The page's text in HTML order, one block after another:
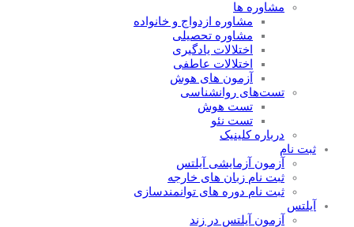
مشاوره ها
مشاوره ازدواج و خانواده
مشاوره تحصیلی
اختلالات یادگیری
اختلالات عاطفی
آزمون های هوش
تست‌های روانشناسی
تست هوش
تست‌ نئو
درباره کلینیک
ثبت نام
آزمون آزمایشی آیلتس
ثبت نام زبان های خارجه
ثبت نام دوره های توانمندسازی
آیلتس
آزمون آیلتس در زند